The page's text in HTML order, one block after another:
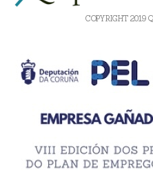
COPYRIGHT 2019